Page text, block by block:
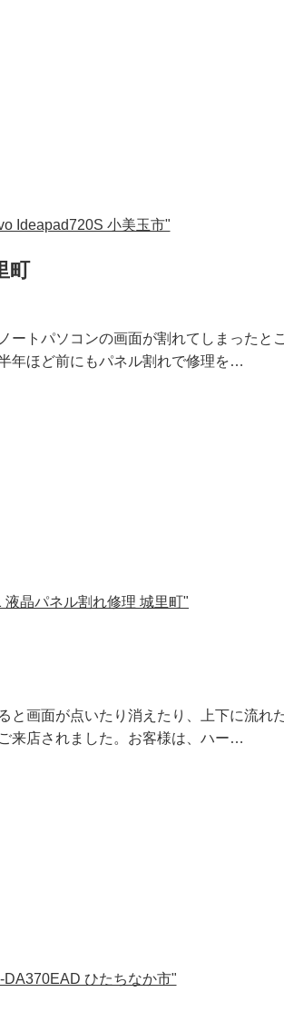
Ideapad720S 小美玉市"
町
ートパソコンの画面が割れてしまったと
年ほど前にもパネル割れで修理を…
晶パネル割れ修理 城里町"
と画面が点いたり消えたり、上下に流れ
来店されました。お客様は、ハー…
ひたちなか市"